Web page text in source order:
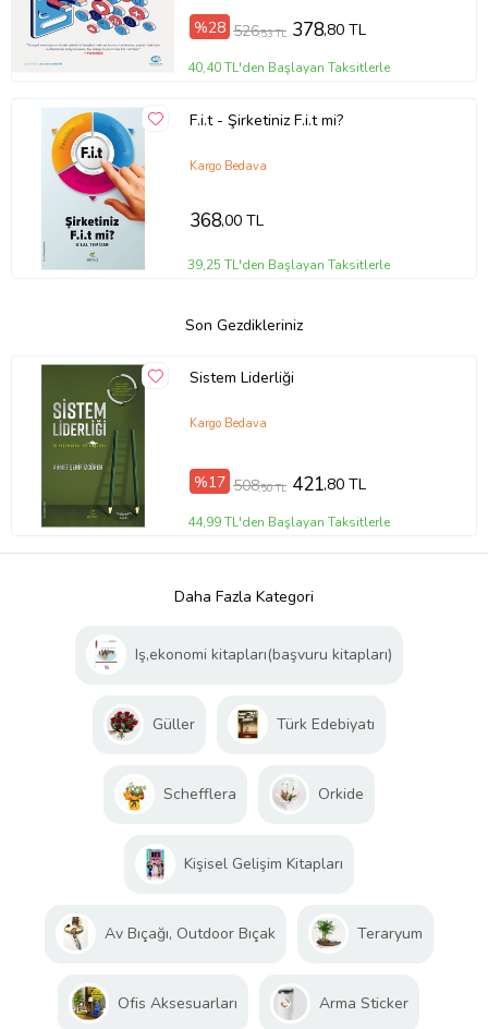
%28 526,53 TL 378,80 TL
40,40 TL'den Başlayan Taksitlerle
F.i.t - Şirketiniz F.i.t mi?
Kargo Bedava
368,00 TL
39,25 TL'den Başlayan Taksitlerle
Son Gezdikleriniz
Sistem Liderliği
Kargo Bedava
%17 508,50 TL 421,80 TL
44,99 TL'den Başlayan Taksitlerle
Daha Fazla Kategori
Iş,ekonomi kitapları(başvuru kitapları)
Güller Türk Edebiyatı
Schefflera Orkide
Kişisel Gelişim Kitapları
Av Bıçağı, Outdoor Bıçak Teraryum
Ofis Aksesuarları Arma Sticker